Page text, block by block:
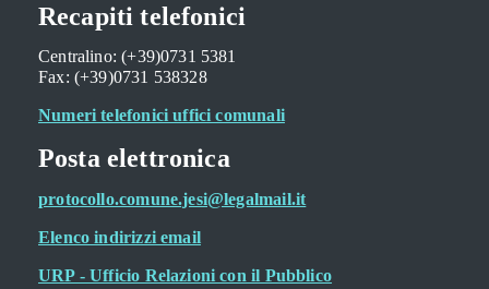
Recapiti telefonici
Centralino: (+39)0731 5381
Fax: (+39)0731 538328
Numeri telefonici uffici comunali
Posta elettronica
protocollo.comune.jesi@legalmail.it
Elenco indirizzi email
URP - Ufficio Relazioni con il Pubblico